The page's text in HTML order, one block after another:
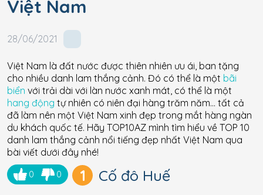
Việt Nam
28/06/2021
Việt Nam là đất nước được thiên nhiên ưu ái, ban tặng
cho nhiều danh lam thắng cảnh. Đó có thể là một bãi
biển với trải dài với làn nước xanh mát, có thể là một
hang động tự nhiên có niên đại hàng trăm năm… tất cả
đã làm nên một Việt Nam xinh đẹp trong mắt hàng ngàn
du khách quốc tế. Hãy TOP10AZ mình tìm hiểu về TOP 10
danh lam thắng cảnh nổi tiếng đẹp nhất Việt Nam qua
bài viết dưới đây nhé!
0 0 1 Cố đô Huế